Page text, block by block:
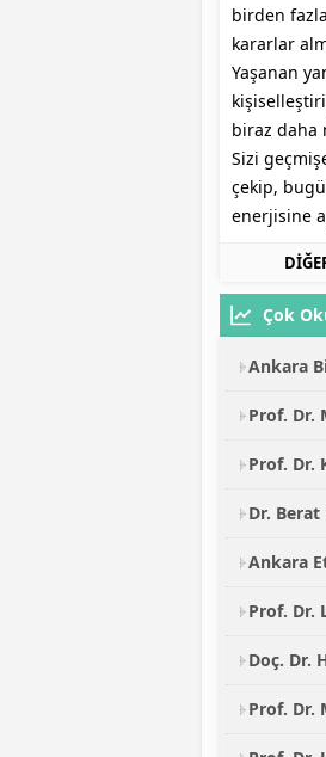
birden
kararlar
Yaşanan
biraz daha
Sizi
çekip,
enerjisine
Çok
Ankara
Prof. Dr.
Prof. Dr.
Dr.
Ankara
Prof. Dr.
Doç. Dr.